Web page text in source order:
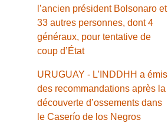
l’ancien président Bolsonaro et
33 autres personnes, dont 4
généraux, pour tentative de
coup d’État
URUGUAY - L’INDDHH a émis
des recommandations après la
découverte d’ossements dans
le Caserío de los Negros